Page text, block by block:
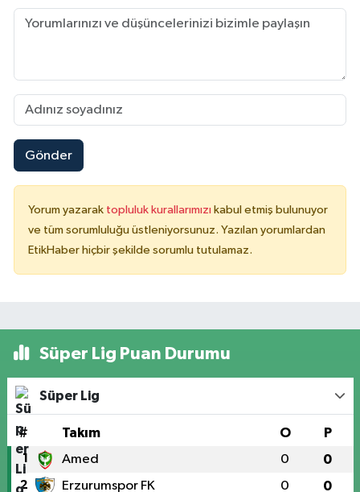
Gönder
Yorum yazarak topluluk kurallarımızı kabul etmiş bulunuyor
ve tüm sorumluluğu üstleniyorsunuz. Yazılan yorumlardan
EtikHaber hiçbir şekilde sorumlu tutulamaz.
Süper Lig Puan Durumu
Süper Lig
# Takım O P
1 Amed 0 0
2 Erzurumspor FK 0 0